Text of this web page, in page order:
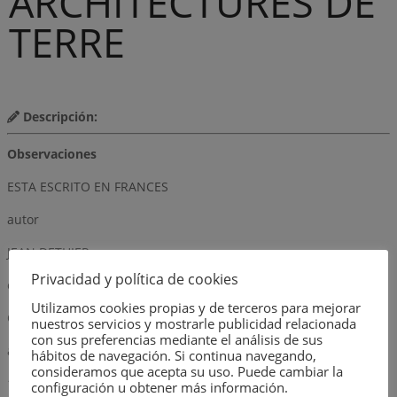
TERRE
Descripción:
Observaciones
ESTA ESCRITO EN FRANCES
autor
JEAN DETHIER
editorial
CENTRE GEORGES POMPIDOU
año
1982
Privacidad y política de cookies
Utilizamos cookies propias y de terceros para mejorar
nuestros servicios y mostrarle publicidad relacionada
con sus preferencias mediante el análisis de sus
hábitos de navegación. Si continua navegando,
consideramos que acepta su uso. Puede cambiar la
configuración u obtener más información.